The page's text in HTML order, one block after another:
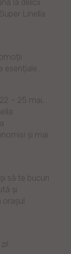
Linella
esențiale.
– 25 mai,
și mai
să te bucuri
și
orașul